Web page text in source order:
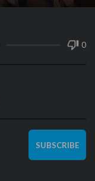
0
SUBSCRIBE